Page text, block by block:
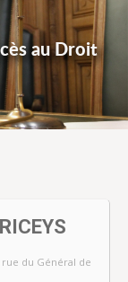
au Droit
rue du Général de